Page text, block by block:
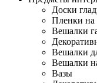
Доски
Пленки на
Вешалки
Вешалки
Вешалки
Вазы